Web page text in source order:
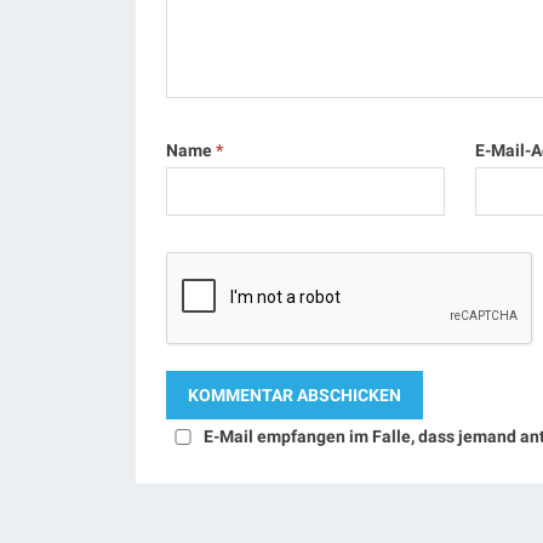
Name* E-Mail-
E-Mail empfangen im Falle, dass jemand